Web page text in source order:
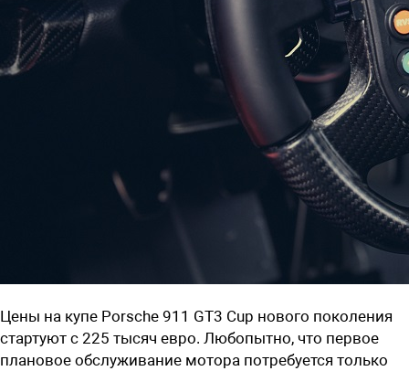
Цены на купе Porsche 911 GT3 Cup нового поколения
стартуют с 225 тысяч евро. Любопытно, что первое
плановое обслуживание мотора потребуется только